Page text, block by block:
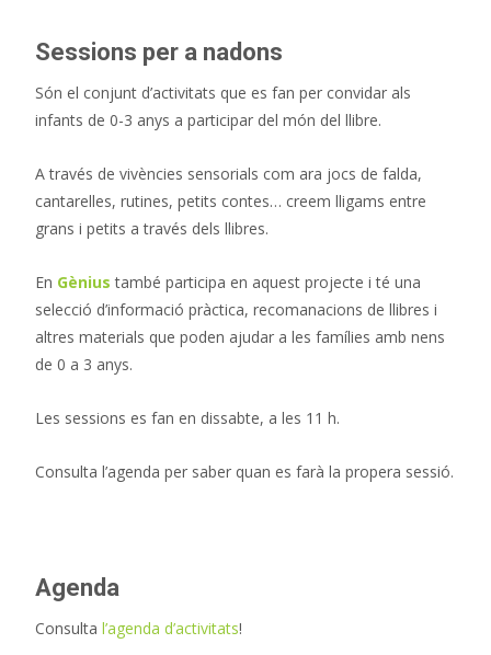
Sessions per a nadons
Són el conjunt d’activitats que es fan per convidar als
infants de 0-3 anys a participar del món del llibre.
A través de vivències sensorials com ara jocs de falda,
cantarelles, rutines, petits contes… creem lligams entre
grans i petits a través dels llibres.
En Gènius també participa en aquest projecte i té una
selecció d’informació pràctica, recomanacions de llibres i
altres materials que poden ajudar a les famílies amb nens
de 0 a 3 anys.
Les sessions es fan en dissabte, a les 11 h.
Consulta l’agenda per saber quan es farà la propera sessió.
Agenda
Consulta l’agenda d’activitats!